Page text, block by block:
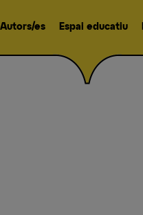
Autors/es Espai educatiu